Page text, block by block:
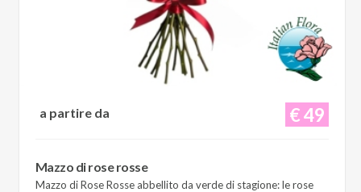
€ 49
a partire da
Mazzo di rose rosse
Mazzo di Rose Rosse abbellito da verde di stagione: le rose